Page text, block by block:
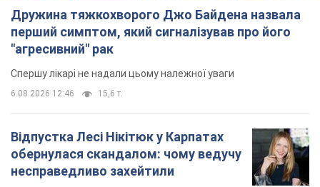
Дружина тяжкохворого Джо Байдена назвала
перший симптом, який сигналізував про його
"агресивний" рак
Спершу лікарі не надали цьому належної уваги
6.08.2026 12:46 15,6 т.
Відпустка Лесі Нікітюк у Карпатах
обернулася скандалом: чому ведучу
несправедливо захейтили